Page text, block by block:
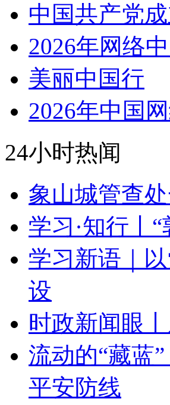
中国共产党
2026年网络
美丽中国行
2026年中国
24小时热闻
象山城管查
学习·知行丨
学习新语｜
设
时政新闻眼
流动的“藏蓝
平安防线